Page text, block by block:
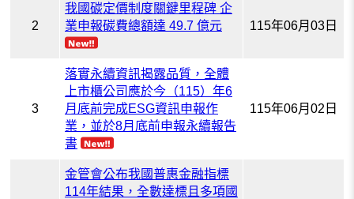
2
我國碳定價制度關鍵里程碑 企
業申報碳費總額達 49.7 億元
115年06月03日
3
落實永續資訊揭露品質，全體
上市櫃公司應於今（115）年6
月底前完成ESG資訊申報作
業，並於8月底前申報永續報告
書
115年06月02日
金管會公布我國普惠金融指標
114年結果，全數達標且多項國